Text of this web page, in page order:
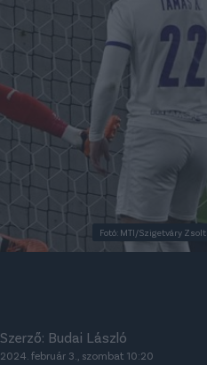
Fotó: MTI/Szigetváry Zsolt
Szerző: Budai László
2024. február 3., szombat 10:20